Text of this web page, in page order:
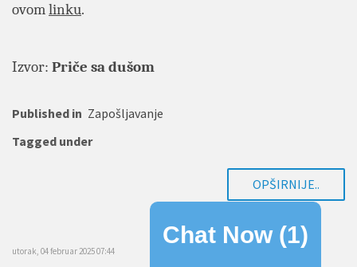
ovomlinku.
Izvor: Priče sa dušom
Published in Zapošljavanje
Tagged under
OPŠIRNIJE..
utorak, 04 februar 2025 07:44
Chat Now (1)